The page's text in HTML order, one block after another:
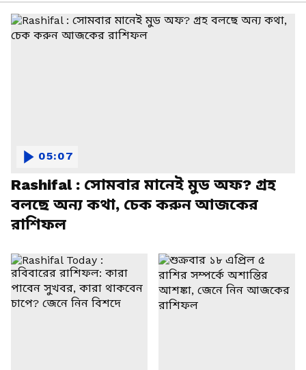
Rashifal : সোমবার মানেই মুড অফ? গ্রহ
বলছে অন্য কথা, চেক করুন আজকের
রাশিফল
05:07